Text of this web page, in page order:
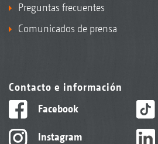
Preguntas frecuentes
Comunicados de prensa
Contacto e información
Facebook
Instagram